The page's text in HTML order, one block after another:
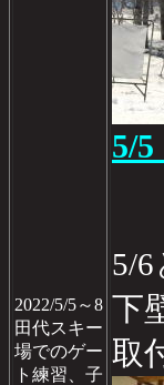
2022/5/5～8
田代スキー
場でのゲー
ト練習、子
5/
5/
下
取